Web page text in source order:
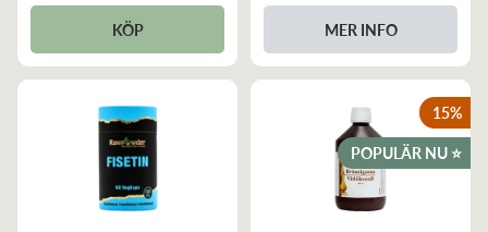
KÖP MER INFO
15%
POPULÄR NU ⭐️